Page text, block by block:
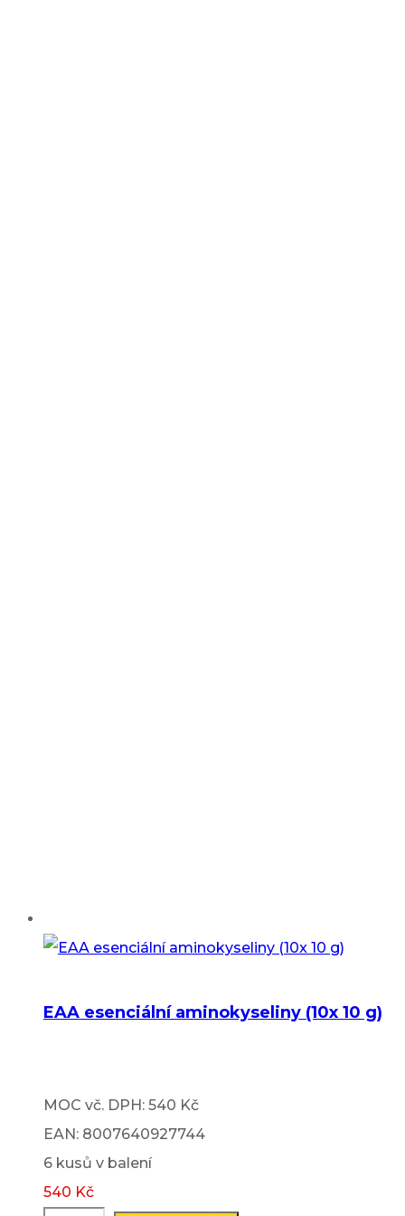
EAA esenciální aminokyseliny (10x 10 g)
MOC vč. DPH: 540 Kč
EAN: 8007640927744
6 kusů v balení
540 Kč